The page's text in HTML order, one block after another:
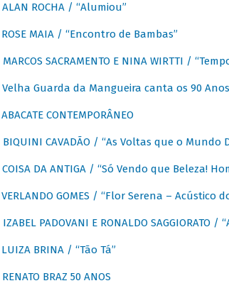
ALAN ROCHA / “Alumiou”
ROSE MAIA / “Encontro de Bambas”
MARCOS SACRAMENTO E NINA WIRTTI /
Velha Guarda da Mangueira canta os 90
ABACATE CONTEMPORÂNEO
BIQUINI CAVADÃO / “As Voltas que o Mundo
COISA DA ANTIGA / “Só Vendo que Beleza!
VERLANDO GOMES / “Flor Serena – Acústico
IZABEL PADOVANI E RONALDO SAGGIORATO
LUIZA BRINA / “Tão Tá”
RENATO BRAZ 50 ANOS